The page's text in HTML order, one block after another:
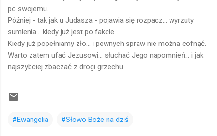
po swojemu.
Później - tak jak u Judasza - pojawia się rozpacz... wyrzuty
sumienia... kiedy już jest po fakcie.
Kiedy już popełniamy zło... i pewnych spraw nie można cofnąć.
Warto zatem ufać Jezusowi... słuchać Jego napomnień... i jak
najszybciej zbaczać z drogi grzechu.
#Ewangelia #Słowo Boże na dziś